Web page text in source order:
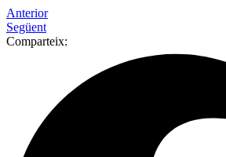
Anterior
Següent
Comparteix: